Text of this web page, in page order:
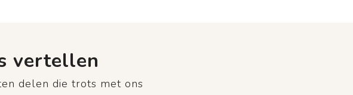
vertellen
delen die trots met ons